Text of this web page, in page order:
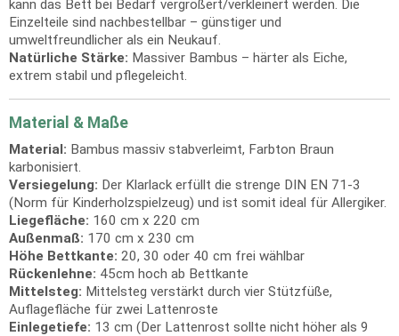
kann das Bett bei Bedarf vergrößert/verkleinert werden. Die
Einzelteile sind nachbestellbar – günstiger und
umweltfreundlicher als ein Neukauf.
Natürliche Stärke: Massiver Bambus – härter als Eiche,
extrem stabil und pflegeleicht.
Material & Maße
Material: Bambus massiv stabverleimt, Farbton Braun
karbonisiert.
Versiegelung: Der Klarlack erfüllt die strenge DIN EN 71-3
(Norm für Kinderholzspielzeug) und ist somit ideal für Allergiker.
Liegefläche: 160 cm x 220 cm
Außenmaß: 170 cm x 230 cm
Höhe Bettkante: 20, 30 oder 40 cm frei wählbar
Rückenlehne: 45cm hoch ab Bettkante
Mittelsteg: Mittelsteg verstärkt durch vier Stützfüße,
Auflagefläche für zwei Lattenroste
Einlegetiefe: 13 cm (Der Lattenrost sollte nicht höher als 9